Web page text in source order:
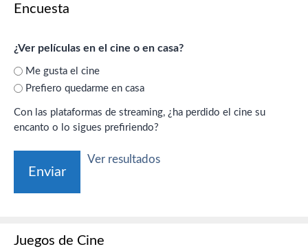
Encuesta
¿Ver películas en el cine o en casa?
Me gusta el cine
Prefiero quedarme en casa
Con las plataformas de streaming, ¿ha perdido el cine su
encanto o lo sigues prefiriendo?
Ver resultados
Juegos de Cine